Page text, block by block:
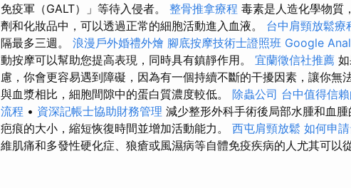
免疫軍（GALT）」等待入侵者。 整骨推拿療程 毒素是人造化學物質
劑和化妝品中，可以透過正常的細胞活動進入血液。 台中肩頸放鬆療
隔最多三週。 浪漫戶外婚禮外燴 腳底按摩技術士證照班 Google
動按摩可以幫助您提高表現，同時具有鎮靜作用。 宜蘭徵信社推薦
慮，你會更容易遇到障礙，因為有一個持續不斷的干擾因素，讓你無
與血漿相比，細胞間隙中的蛋白質濃度較低。 除蟲公司 台中值得信
流程 • 資深記帳士協助財務管理 減少整形外科手術後局部水腫和血
疤痕的大小，縮短恢復時間並增加活動能力。 西屯肩頸放鬆 如何申
維肌痛和多發性硬化症、狼瘡或風濕病等自體免疫疾病的人尤其可以